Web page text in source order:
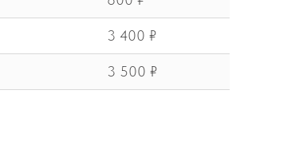
3 400 ₽
3 500 ₽